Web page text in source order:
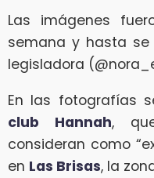
Las imágenes
semana y hasta se
legisladora
En las fotografías
club Hannah,
consideran como
en Las Brisas, la